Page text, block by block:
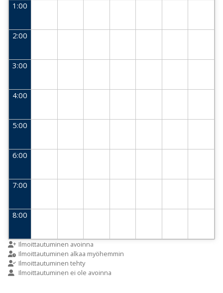
1:00
2:00
3:00
4:00
5:00
6:00
7:00
8:00
9:00
10:00
Ilmoittautuminen avoinna
Ilmoittautuminen alkaa myöhemmin
Ilmoittautuminen tehty
Ilmoittautuminen ei ole avoinna